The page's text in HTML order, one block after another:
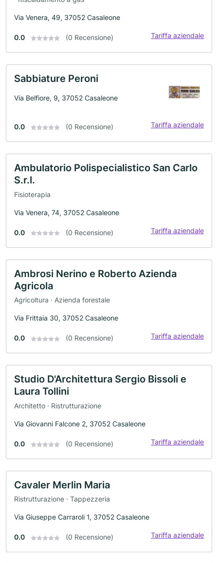
Via Venera, 49, 37052 Casaleone
0.0 (0 Recensione) Tariffa aziendale
Sabbiature Peroni
Via Belfiore, 9, 37052 Casaleone
0.0 (0 Recensione) Tariffa aziendale
Ambulatorio Polispecialistico San Carlo
S.r.l.
Fisioterapia
Via Venera, 74, 37052 Casaleone
0.0 (0 Recensione) Tariffa aziendale
Ambrosi Nerino e Roberto Azienda
Agricola
Agricoltura · Azienda forestale
Via Frittaia 30, 37052 Casaleone
0.0 (0 Recensione) Tariffa aziendale
Studio D'Architettura Sergio Bissoli e
Laura Tollini
Architetto · Ristrutturazione
Via Giovanni Falcone 2, 37052 Casaleone
0.0 (0 Recensione) Tariffa aziendale
Cavaler Merlin Maria
Ristrutturazione · Tappezzeria
Via Giuseppe Carraroli 1, 37052 Casaleone
0.0 (0 Recensione) Tariffa aziendale